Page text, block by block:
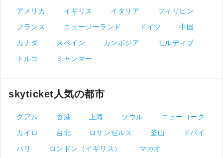
アメリカ
イギリス イタリア
フィリピン
フランス
ニュージーランド ドイツ
中国
カナダ
スペイン カンボジア
モルディブ
トルコ
ミャンマー
skyticket人気の都市
グアム 香港 上海 ソウル
ニューヨーク
カイロ
台北 ロサンゼルス 釜山
ドバイ
パリ
ロンドン（イギリス）
マカオ